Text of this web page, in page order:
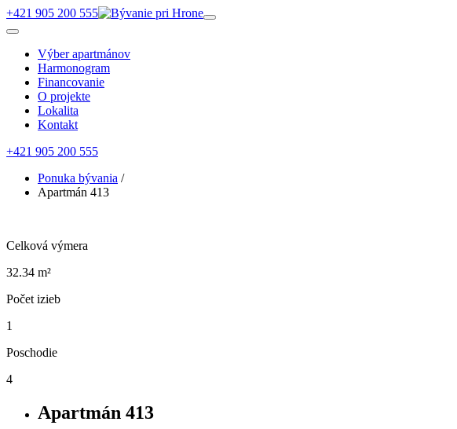
+421 905 200 555
Výber apartmánov
Harmonogram
Financovanie
O projekte
Lokalita
Kontakt
+421 905 200 555
Ponuka bývania /
Apartmán 413
Celková výmera
32.34 m²
Počet izieb
1
Poschodie
4
Apartmán 413